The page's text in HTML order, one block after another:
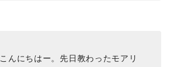
こんにちはー。先日教わったモアリ